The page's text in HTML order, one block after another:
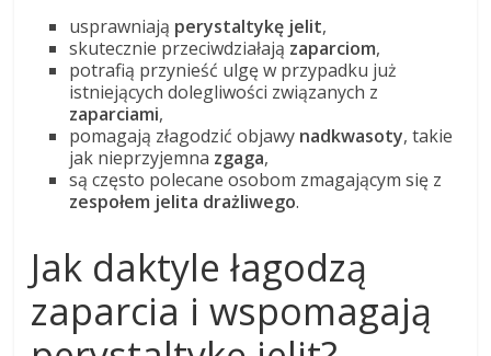
usprawniają perystaltykę jelit,
skutecznie przeciwdziałają zaparciom,
potrafią przynieść ulgę w przypadku już
istniejących dolegliwości związanych z
zaparciami,
pomagają złagodzić objawy nadkwasoty, takie
jak nieprzyjemna zgaga,
są często polecane osobom zmagającym się z
zespołem jelita drażliwego.
Jak daktyle łagodzą
zaparcia i wspomagają